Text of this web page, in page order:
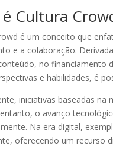
Cultura
é um conceito que
e a colaboração.
no financiamento
e habilidades, é
iniciativas baseadas
o avanço
Na era digital,
oferecendo um recurso